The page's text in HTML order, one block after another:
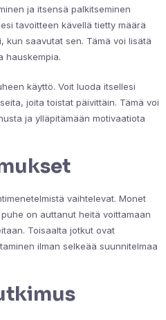
ja itsensä palkitseminen
tavoitteen kävellä tietty määrä
kun saavutat sen. Tämä voi lisätä
hauskempia.
käyttö. Voit luoda itsellesi
joita toistat päivittäin. Tämä voi
ja ylläpitämään motivaatiota
vaihtelevat. Monet
on auttanut heitä voittamaan
Toisaalta jotkut ovat
ilman selkeää suunnitelmaa